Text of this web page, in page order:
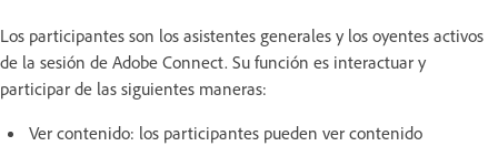
Los participantes son los asistentes generales y los oyentes activos
de la sesión de Adobe Connect. Su función es interactuar y
participar de las siguientes maneras:
Ver contenido: los participantes pueden ver contenido